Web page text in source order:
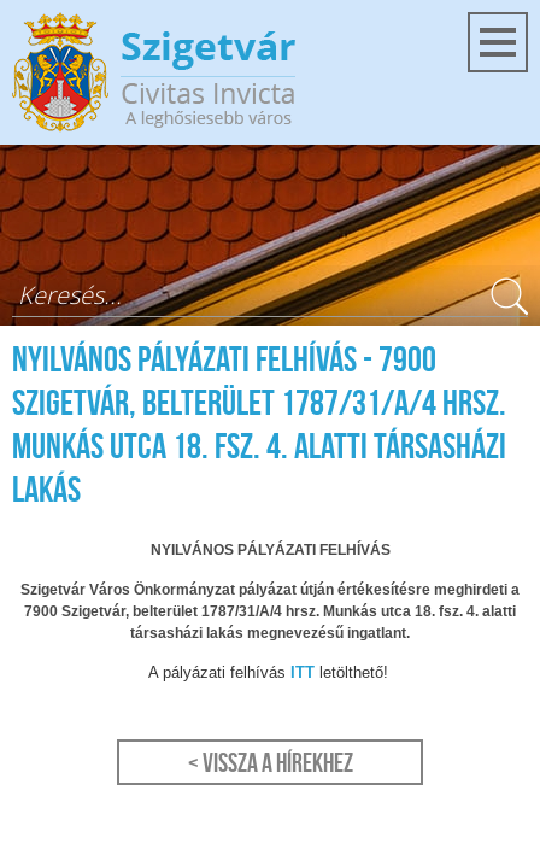
Ugrás a tartalomra
Keresés űrlap
NYILVÁNOS PÁLYÁZATI FELHÍVÁS - 7900
Szigetvár, belterület 1787/31/A/4 hrsz.
Munkás utca 18. fsz. 4. alatti társasházi
lakás
NYILVÁNOS PÁLYÁZATI FELHÍVÁS
Szigetvár Város Önkormányzat pályázat útján értékesítésre meghirdeti a
7900 Szigetvár, belterület 1787/31/A/4 hrsz. Munkás utca 18. fsz. 4. alatti
társasházi lakás megnevezésű ingatlant.
A pályázati felhívás ITT letölthető!
< Vissza a hírekhez